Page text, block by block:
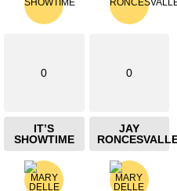
0
IT’S
SHOWTIME
0
JAY